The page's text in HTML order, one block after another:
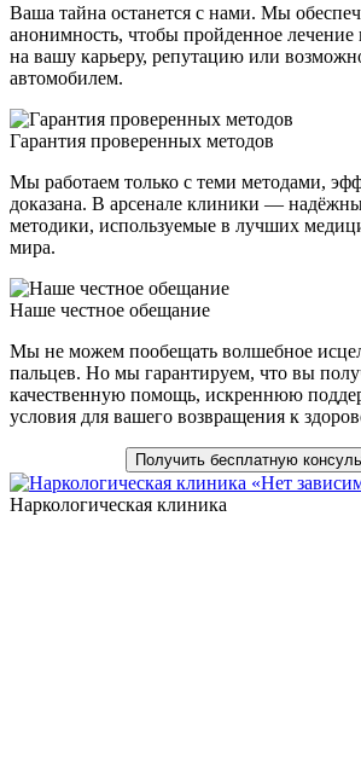
Ваша тайна останется с нами. Мы
анонимность, чтобы пройденное лечение
на вашу карьеру, репутацию или
автомобилем.
Гарантия проверенных методов
Мы работаем только с теми методами,
доказана. В арсенале клиники —
методики, используемые в лучших
мира.
Наше честное обещание
Мы не можем пообещать волшебное
пальцев. Но мы гарантируем, что вы
качественную помощь, искреннюю
условия для вашего возвращения к
Получить бесплатную
Наркологическая клиника